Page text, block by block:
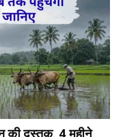
की दस्तक, 4 महीने